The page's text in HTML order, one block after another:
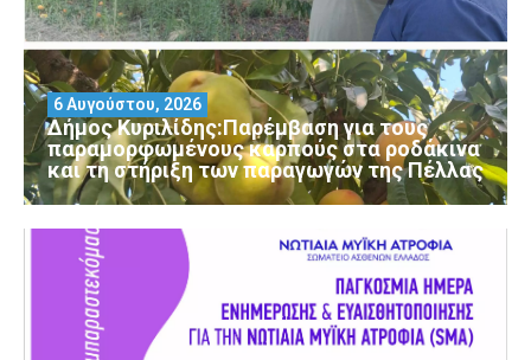
Δήμος Κυριλίδης:Παρέμβαση για τους
παραμορφωμένους καρπούς στα ροδάκινα
και τη στήριξη των παραγωγών της Πέλλας
6 Αυγούστου, 2026